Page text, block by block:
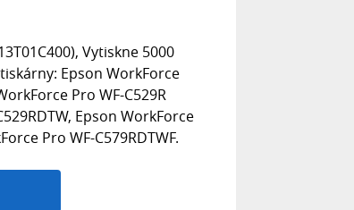
Vytiskne 5000
Epson WorkForce
Pro WF-C529R
Epson WorkForce
Pro WF-C579RDTWF.